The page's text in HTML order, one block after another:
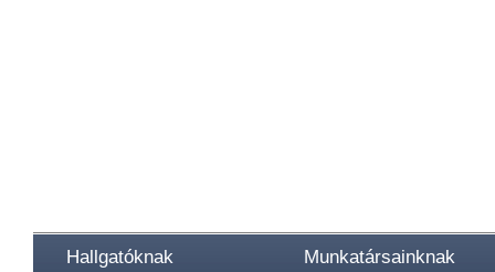
Hallgatóknak Munkatársainknak